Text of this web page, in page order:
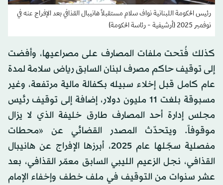
رئيس الحكومة اللبنانية نواف سلام مستقبلاً هانيبال القذافي بعد الإفراج عنه في
نوفمبر 2025 (أرشيفية - رئاسة الحكومة)
كذلك فُتحت ملفات المصارف على مصراعيها، وأفضت
إلى توقيف حاكم مصرف لبنان السابق رياض سلامة لمدة
عام كامل قبل إخلاء سبيله بكفالة مالية مرتفعة، وغير
مسبوقة بلغت 11 مليون دولار، إضافة إلى توقيف رئيس
مجلس إدارة أحد المصارف طارق خليفة الذي لا يزال
موقوفاً. ويتحدّث المصدر القضائي عن «محطات
مفصلية سجّلها عام 2025، أبرزها الإفراج عن هانيبال
القذافي، نجل الزعيم الليبي السابق معمّر القذافي، بعد
عشر سنوات من التوقيف في ملف خطف وإخفاء الإمام